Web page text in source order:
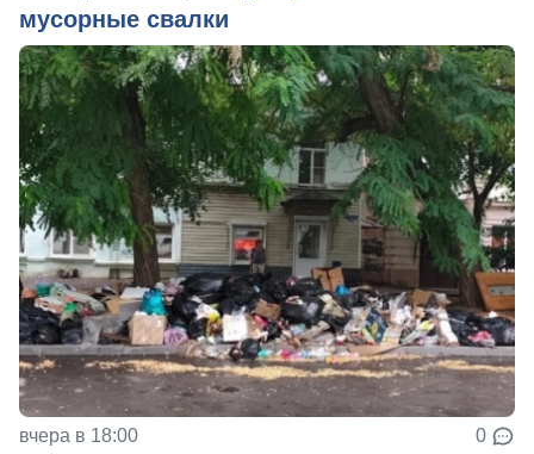
мусорные свалки
вчера в 18:00 0